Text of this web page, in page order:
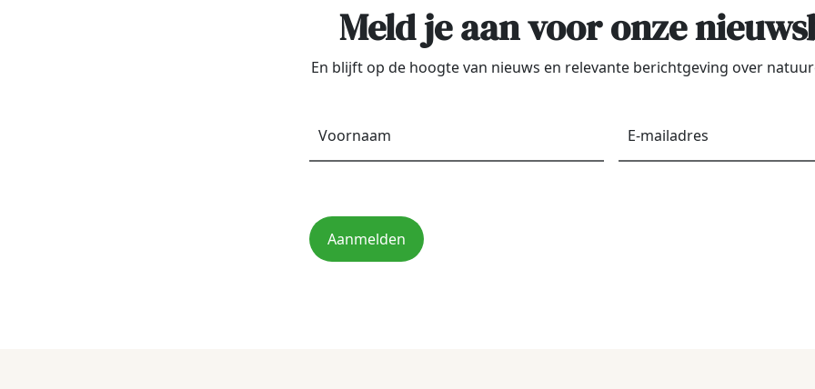
Meld je aan voor onze
En blijft op de hoogte van nieuws en relevante berichtgeving over
Aanmelden